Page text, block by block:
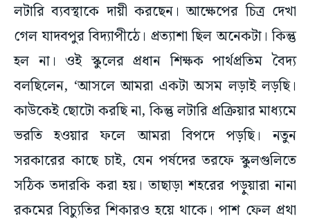
লটারি ব্যবস্থাকে দায়ী করছেন। আক্ষেপের চিত্র দেখা
গেল যাদবপুর বিদ্যাপীঠে। প্রত্যাশা ছিল অনেকটা। কিন্তু
হল না। ওই স্কুলের প্রধান শিক্ষক পার্থপ্রতিম বৈদ্য
বলছিলেন, ‘আসলে আমরা একটা অসম লড়াই লড়ছি।
কাউকেই ছোটো করছি না, কিন্তু লটারি প্রক্রিয়ার মাধ্যমে
ভরতি হওয়ার ফলে আমরা বিপদে পড়ছি। নতুন
সরকারের কাছে চাই, যেন পর্ষদের তরফে স্কুলগুলিতে
সঠিক তদারকি করা হয়। তাছাড়া শহরের পড়ুয়ারা নানা
রকমের বিচ্যুতির শিকারও হয়ে থাকে। পাশ ফেল প্রথা